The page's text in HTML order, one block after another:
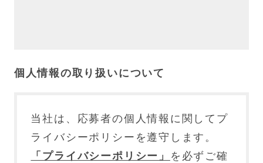
個人情報の取り扱いについて
当社は、応募者の個人情報に関してプ
ライバシーポリシーを遵守します。
「プライバシーポリシー」 を必ずご確